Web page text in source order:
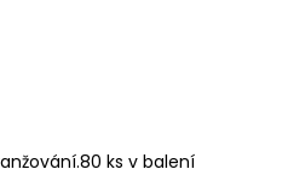
ks v balení